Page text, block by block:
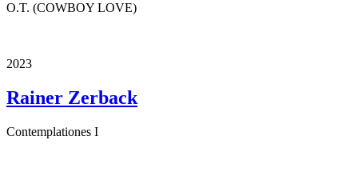
O.T. (COWBOY LOVE)
2023
Rainer Zerback
Contemplationes I